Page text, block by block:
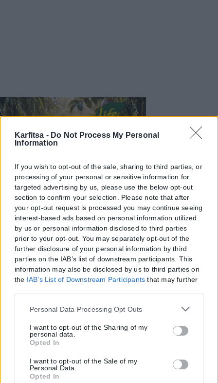
Karfitsa - Do Not Process My Personal
Information
If you wish to opt-out of the sale, sharing to third parties, or
processing of your personal or sensitive information for
targeted advertising by us, please use the below opt-out
section to confirm your selection. Please note that after
your opt-out request is processed you may continue seeing
interest-based ads based on personal information utilized
by us or personal information disclosed to third parties
prior to your opt-out. You may separately opt-out of the
further disclosure of your personal information by third
parties on the IAB’s list of downstream participants. This
information may also be disclosed by us to third parties on
the IAB’s List of Downstream Participants that may further
Please note that this website/app uses one or more Google
but not limited to your visit or usage behaviour. You may
click to grant or deny consent to Google and its third-party
tags to use your data for below specified purposes in below
Google consent section.
Personal Data Processing Opt Outs
I want to opt-out of the Sharing of my
personal data.
Opted In
I want to opt-out of the Sale of my
Personal Data.
Opted In